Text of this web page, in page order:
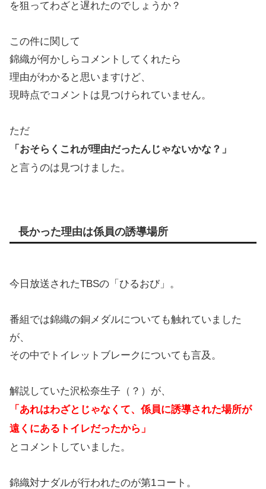
を狙ってわざと遅れたのでしょうか？
この件に関して
錦織が何かしらコメントしてくれたら
理由がわかると思いますけど、
現時点でコメントは見つけられていません。
ただ
「おそらくこれが理由だったんじゃないかな？」
と言うのは見つけました。
長かった理由は係員の誘導場所
今日放送されたTBSの「ひるおび」。
番組では錦織の銅メダルについても触れていました
が、
その中でトイレットブレークについても言及。
解説していた沢松奈生子（？）が、
「あれはわざとじゃなくて、係員に誘導された場所が
遠くにあるトイレだったから」
とコメントしていました。
錦織対ナダルが行われたのが第1コート。